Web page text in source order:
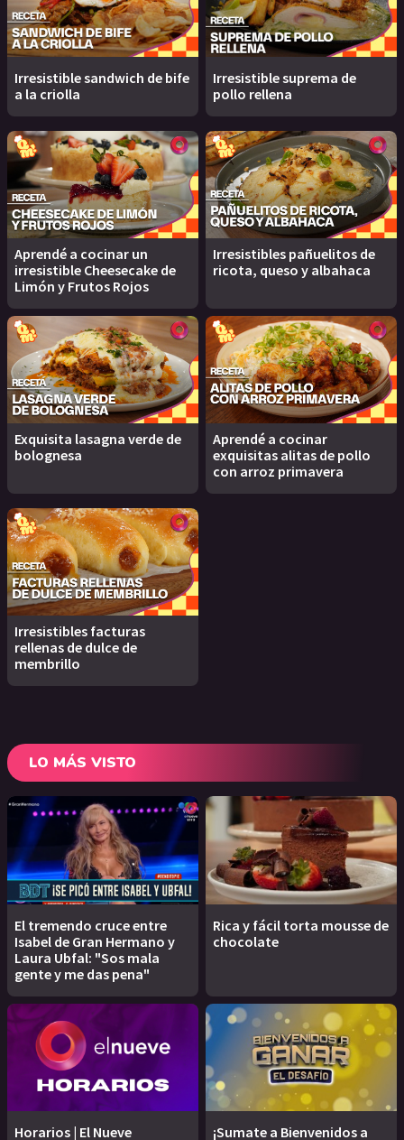
Irresistible sandwich de bife
a la criolla
Irresistible suprema de
pollo rellena
Aprendé a cocinar un
irresistible Cheesecake de
Limón y Frutos Rojos
Irresistibles pañuelitos de
ricota, queso y albahaca
Exquisita lasagna verde de
bolognesa
Aprendé a cocinar
exquisitas alitas de pollo
con arroz primavera
Irresistibles facturas
rellenas de dulce de
membrillo
LO MÁS VISTO
El tremendo cruce entre
Isabel de Gran Hermano y
Laura Ubfal: "Sos mala
gente y me das pena"
Rica y fácil torta mousse de
chocolate
Horarios | El Nueve
¡Sumate a Bienvenidos a